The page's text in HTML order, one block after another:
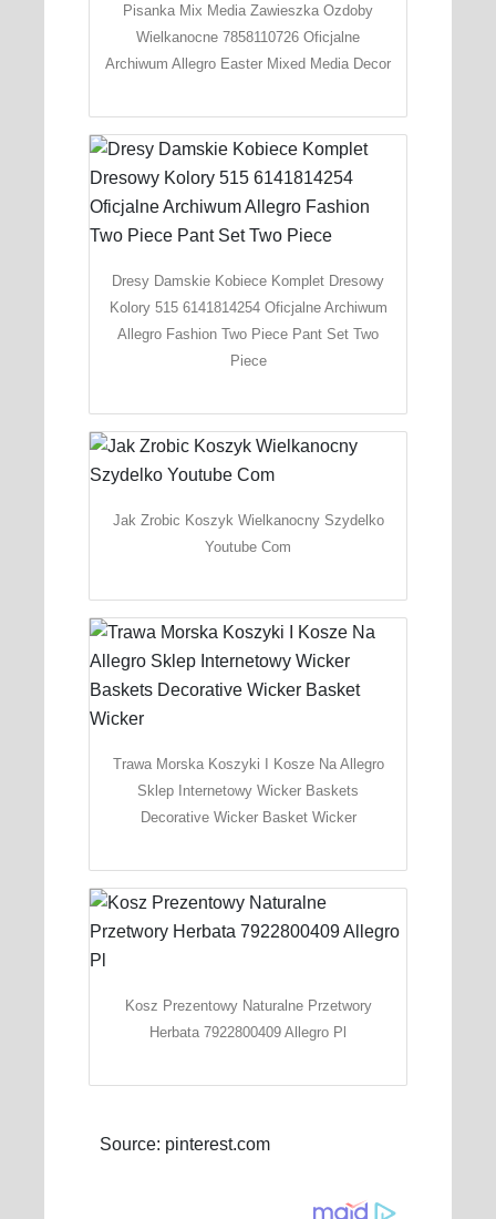
Pisanka Mix Media Zawieszka Ozdoby
Wielkanocne 7858110726 Oficjalne
Archiwum Allegro Easter Mixed Media Decor
Dresy Damskie Kobiece Komplet Dresowy
Kolory 515 6141814254 Oficjalne Archiwum
Allegro Fashion Two Piece Pant Set Two
Piece
Jak Zrobic Koszyk Wielkanocny Szydelko
Youtube Com
Trawa Morska Koszyki I Kosze Na Allegro
Sklep Internetowy Wicker Baskets
Decorative Wicker Basket Wicker
Kosz Prezentowy Naturalne Przetwory
Herbata 7922800409 Allegro Pl
Source: pinterest.com